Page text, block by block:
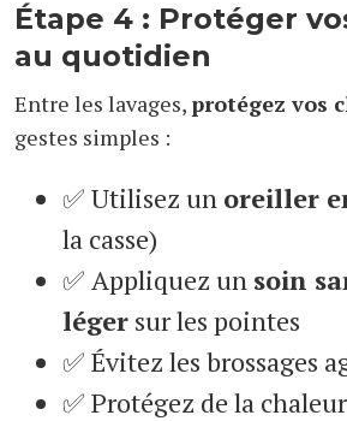
Étape 4 : Protéger
au quotidien
Entre les lavages, protégez vos
gestes simples :
✅ Utilisez un oreiller
la casse)
✅ Appliquez un soin
léger sur les pointes
✅ Évitez les brossages
✅ Protégez de la